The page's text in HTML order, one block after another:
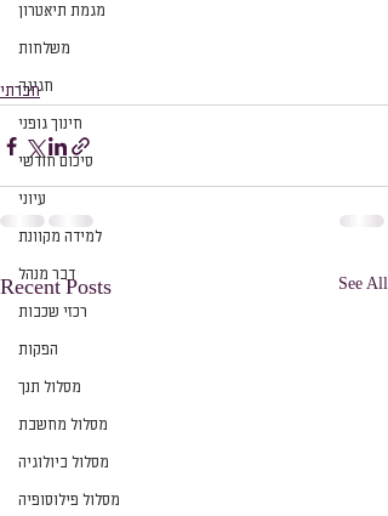
מגמת תיאטרון
משלחות
חגיגה
חינוך גופני
סיכום חודשי
עיוני
למידה מקוונת
דבר מנהל
רכזי שכבות
הפקות
מסלול תנך
מסלול מחשבת
מסלול ביולוגיה
מסלול פילוסופיה
חברתי
Recent Posts See All